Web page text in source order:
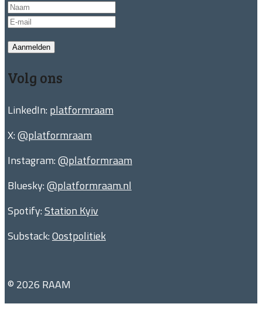
Aanmelden
Volg ons
LinkedIn: platformraam
X:@platformraam
Instagram:@platformraam
Bluesky:@platformraam.nl
Spotify:Station Kyiv
Substack:Oostpolitiek
© 2026 RAAM